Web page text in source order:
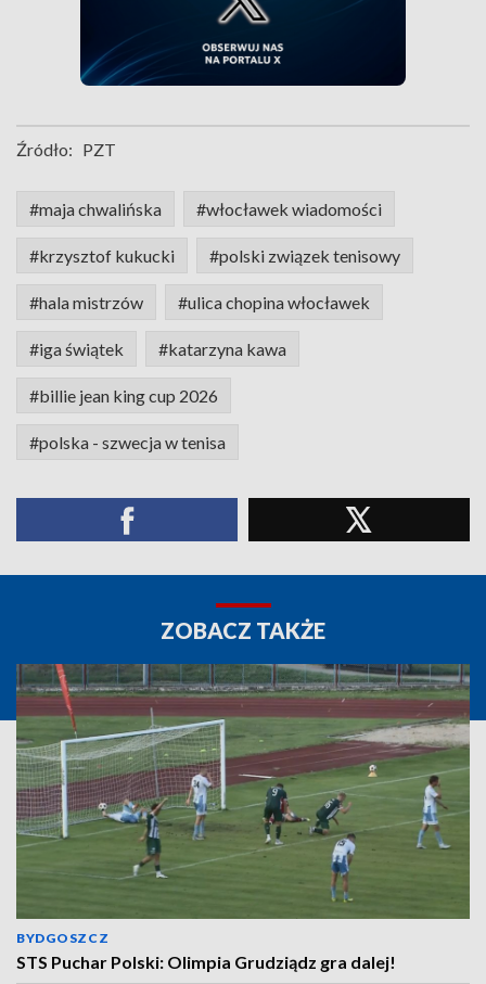
Źródło: PZT
#maja chwalińska #włocławek wiadomości
#krzysztof kukucki #polski związek tenisowy
#hala mistrzów #ulica chopina włocławek
#iga świątek #katarzyna kawa
#billie jean king cup 2026
#polska - szwecja w tenisa
ZOBACZ TAKŻE
BYDGOSZCZ
STS Puchar Polski: Olimpia Grudziądz gra dalej!